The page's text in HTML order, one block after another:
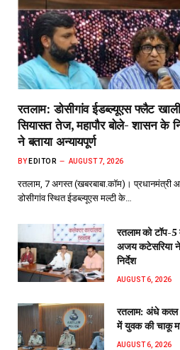
रतलाम: डोसीगांव ईडब्ल्यूएस फ्लैट
सियासत तेज, महापौर बोले- शासन के
ने बताया अन्यायपूर्ण
BY EDITOR AUGUST 7, 2026
रतलाम, 7 अगस्त (खबरबाबा.कॉम)। प्रधानमंत्री
डोसीगांव स्थित ईडब्ल्यूएस मल्टी के…
रतलाम को टॉप-
अजय कटेसरिया ने
निर्देश
AUGUST 6, 2026
रतलाम: अंधे कत्ल
में युवक की चाकू
AUGUST 6, 2026